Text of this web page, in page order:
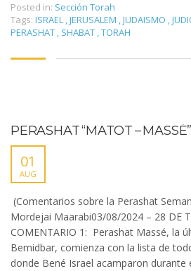
Posted in: Sección Torah
Tags: ISRAEL ,JERUSALEM ,JUDAISMO ,
PERASHAT , SHABAT ,TORAH
PERASHAT “MATOT – MASSÉ”
01
AUG
(Comentarios sobre la Perashat
Mordejai Maarabi03/08/2024 – 28 DE
COMENTARIO 1: Perashat Massé, la
Bemidbar, comienza con la lista de
donde Bené Israel acamparon durante